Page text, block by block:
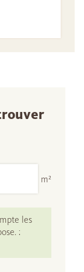
m²
les
: